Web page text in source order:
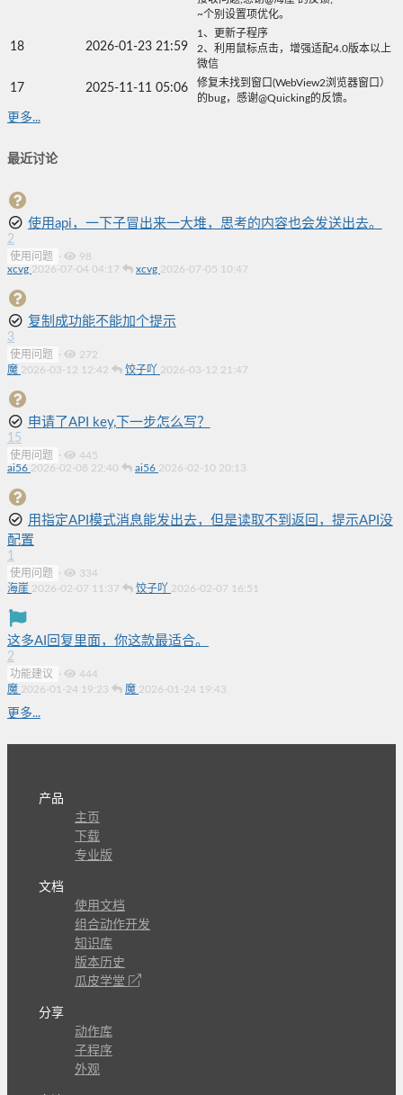
~个别设置项优化。
18 2026-01-23 21:59
1、更新子程序
2、利用鼠标点击，增强适配4.0版本以上
微信
17 2025-11-11 05:06
修复未找到窗口(WebView2浏览器窗口）
的bug，感谢@Quicking的反馈。
更多...
最近讨论
使用api，一下子冒出来一大堆，思考的内容也会发送出去。
2
使用问题 ·
98
xcvg 2026-07-04 04:17 xcvg 2026-07-05 10:47
复制成功能不能加个提示
3
使用问题 ·
272
魔 2026-03-12 12:42 饺子吖 2026-03-12 21:47
申请了API key,下一步怎么写？
15
使用问题 ·
445
ai56 2026-02-08 22:40 ai56 2026-02-10 20:13
用指定API模式消息能发出去，但是读取不到返回，提示API没
配置
1
使用问题 ·
334
海崖 2026-02-07 11:37 饺子吖 2026-02-07 16:51
这多AI回复里面，你这款最适合。
2
功能建议 ·
444
魔 2026-01-24 19:23 魔 2026-01-24 19:43
更多...
产品
主页
下载
专业版
文档
使用文档
组合动作开发
知识库
版本历史
瓜皮学堂
分享
动作库
子程序
外观